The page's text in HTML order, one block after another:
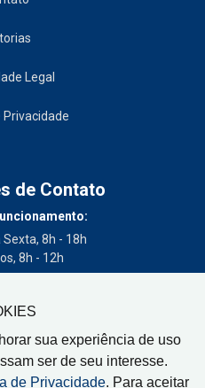
sua experiência de uso
ser de seu interesse.
de Privacidade. Para aceitar
Legal
Privacidade
de Contato
8h - 18h
8h - 12h
3700
- SP, Cordeirópolis - SP,
SP, Iracemápolis - SP